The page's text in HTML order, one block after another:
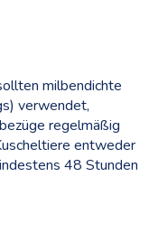
milbendichte
verwendet,
regelmäßig
entweder
48 Stunden